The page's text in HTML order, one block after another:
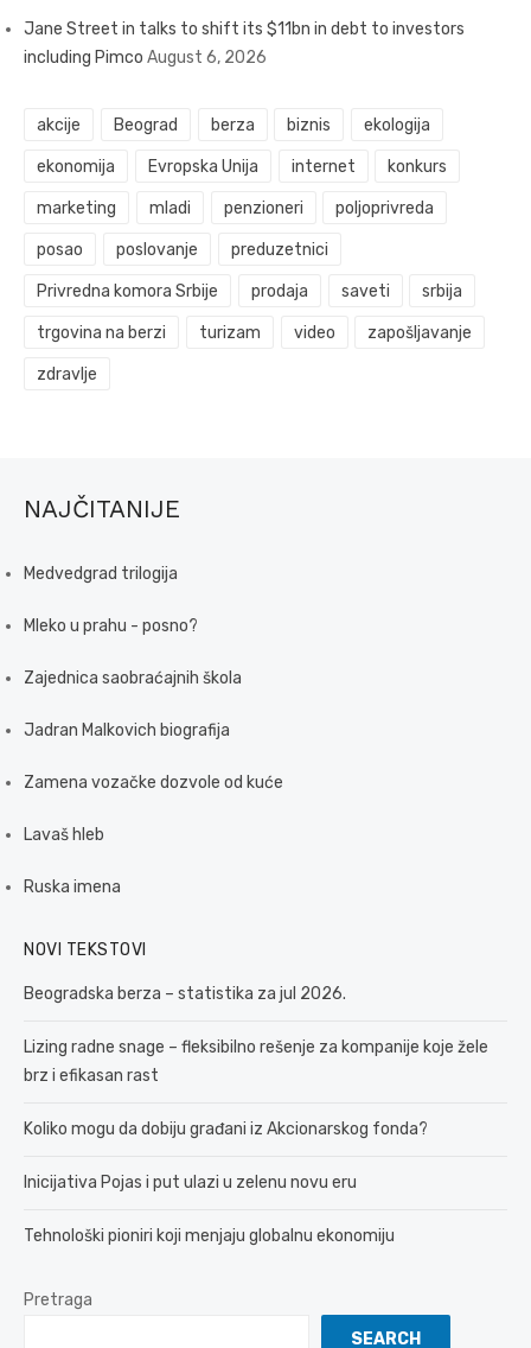
Jane Street in talks to shift its $11bn in debt to investors
including Pimco August 6, 2026
akcije Beograd berza biznis ekologija
ekonomija Evropska Unija internet konkurs
marketing mladi penzioneri poljoprivreda
posao poslovanje preduzetnici
Privredna komora Srbije prodaja saveti srbija
trgovina na berzi turizam video zapošljavanje
zdravlje
NAJČITANIJE
Medvedgrad trilogija
Mleko u prahu - posno?
Zajednica saobraćajnih škola
Jadran Malkovich biografija
Zamena vozačke dozvole od kuće
Lavaš hleb
Ruska imena
NOVI TEKSTOVI
Beogradska berza – statistika za jul 2026.
Lizing radne snage – fleksibilno rešenje za kompanije koje žele
brz i efikasan rast
Koliko mogu da dobiju građani iz Akcionarskog fonda?
Inicijativa Pojas i put ulazi u zelenu novu eru
Tehnološki pioniri koji menjaju globalnu ekonomiju
Pretraga
SEARCH